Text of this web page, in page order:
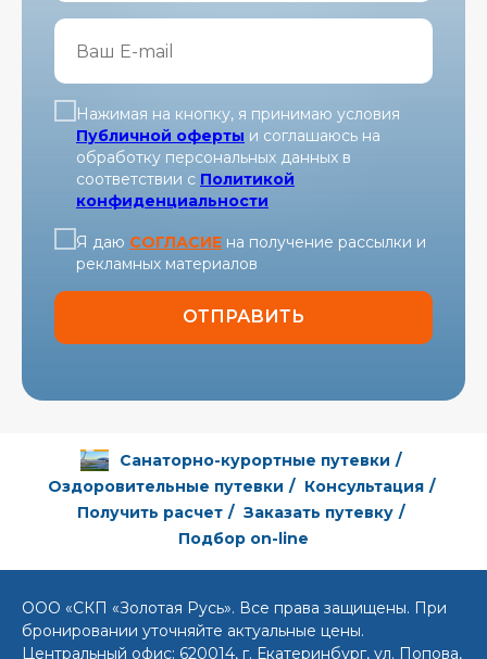
Нажимая на кнопку, я принимаю условия
Публичной оферты и соглашаюсь на
обработку персональных данных в
соответствии c Политикой
конфиденциальности
Я даю СОГЛАСИЕ на получение рассылки и
рекламных материалов
ОТПРАВИТЬ
Санаторно-курортные путевки /
Оздоровительные путевки / Консультация /
Получить расчет / Заказать путевку /
Подбор on-line
ООО «СКП «Золотая Русь». Все права защищены. При
бронировании уточняйте актуальные цены.
Центральный офис: 620014, г. Екатеринбург, ул. Попова,